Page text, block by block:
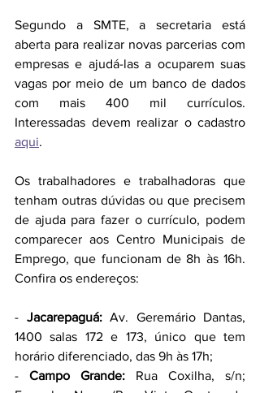
Segundo a SMTE, a secretaria está
aberta para realizar novas parcerias com
empresas e ajudá-las a ocuparem suas
vagas por meio de um banco de dados
com mais 400 mil currículos.
aqui.
Os trabalhadores e trabalhadoras que
tenham outras dúvidas ou que precisem
de ajuda para fazer o currículo, podem
comparecer aos Centro Municipais de
Emprego, que funcionam de 8h às 16h.
Confira os endereços:
- Jacarepaguá: Av. Geremário Dantas,
1400 salas 172 e 173, único que tem
horário diferenciado, das 9h às 17h;
- Campo Grande: Rua Coxilha, s/n;